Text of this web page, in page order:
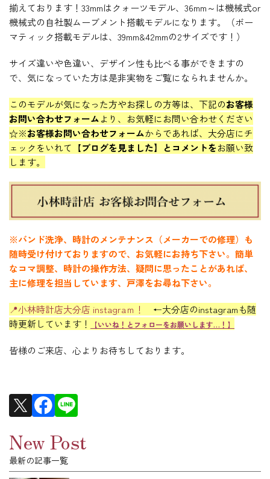
揃えております！33mmはクォーツモデル、36mm～は機械式or
機械式の自社製ムーブメント搭載モデルになります。（ボー
マティック搭載モデルは、39mm&42mmの2サイズです！）
サイズ違いや色違い、デザイン性も比べる事ができますの
で、気になっていた方は是非実物をご覧になられませんか。
このモデルが気になった方やお探しの方等は、下記のお客様
お問い合わせフォームより、お気軽にお問い合わせください
☆※お客様お問い合わせフォームからであれば、大分店にチ
ェックをいれて【ブログを見ました】とコメントをお願い致
します。
※バンド洗浄、時計のメンテナンス（メーカーでの修理）も
随時受け付けておりますので、お気軽にお持ち下さい。 簡単
なコマ調整、時計の操作方法、疑問に思ったことがあれば、
主に修理を担当しています、戸澤をお尋ね下さい。
📍小林時計店大分店 instagraｍ！
←大分店のinstagramも随
時更新しています！
【いいね！とフォローをお願いします…！】
皆様のご来店、心よりお待ちしております。
New Post
最新の記事一覧